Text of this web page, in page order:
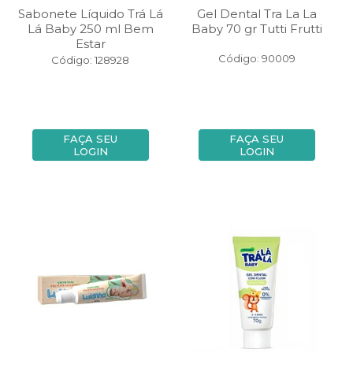
Sabonete Líquido Trá Lá
Lá Baby 250 ml Bem
Estar
Código: 128928
FAÇA SEU
LOGIN
Gel Dental Tra La La
Baby 70 gr Tutti Frutti
Código: 90009
FAÇA SEU
LOGIN